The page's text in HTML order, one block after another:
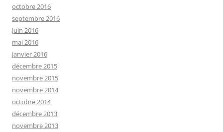
octobre 2016
septembre 2016
juin 2016
mai 2016
janvier 2016
décembre 2015
novembre 2015
novembre 2014
octobre 2014
décembre 2013
novembre 2013